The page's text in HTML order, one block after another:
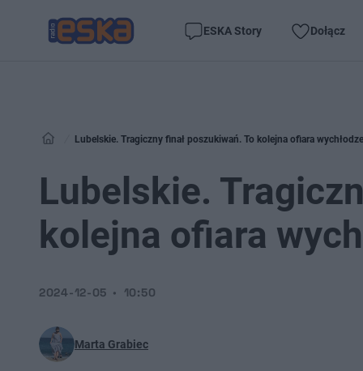
ESKA Story Dołącz
Lubelskie. Tragiczny finał poszukiwań. To kolejna ofiara
Lubelskie.
kolejna ofiara
Marta Grabiec
2024-12-05 10:50